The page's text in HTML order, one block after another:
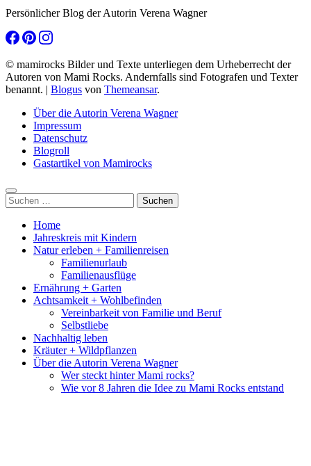
Persönlicher Blog der Autorin Verena Wagner
© mamirocks Bilder und Texte unterliegen dem Urheberrecht der
Autoren von Mami Rocks. Andernfalls sind Fotografen und Texter
benannt. | Blogus von Themeansar.
Über die Autorin Verena Wagner
Impressum
Datenschutz
Blogroll
Gastartikel von Mamirocks
Suchen
nach:
Home
Jahreskreis mit Kindern
Natur erleben + Familienreisen
Familienurlaub
Familienausflüge
Ernährung + Garten
Achtsamkeit + Wohlbefinden
Vereinbarkeit von Familie und Beruf
Selbstliebe
Nachhaltig leben
Kräuter + Wildpflanzen
Über die Autorin Verena Wagner
Wer steckt hinter Mami rocks?
Wie vor 8 Jahren die Idee zu Mami Rocks entstand